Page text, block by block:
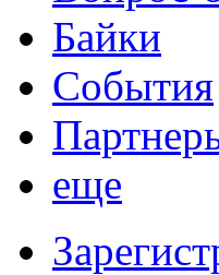
Байки
События
еще